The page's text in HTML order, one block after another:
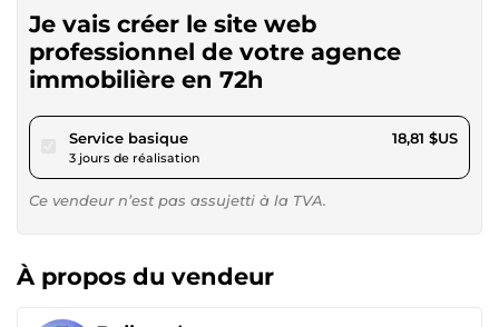
Je vais créer le site web
professionnel de votre agence
immobilière en 72h
Service basiquepour 17,33 $US
3 jours de réalisation
18,81 $US
Ce vendeur n’est pas assujetti à la TVA.
À propos du vendeur